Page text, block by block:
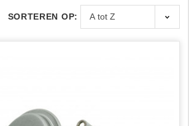
SORTEREN OP: